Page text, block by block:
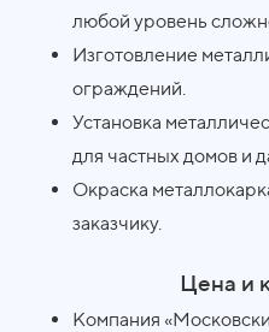
любой уровень
Изготовление
ограждений.
Установка
для частных домов и
Окраска
заказчику.
Цена и
Компания